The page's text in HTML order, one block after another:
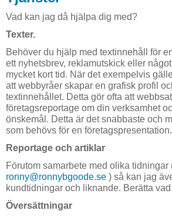
Vad kan jag då hjälpa dig med?
Texter.
Behöver du hjälp med textinnehåll för
ett nyhetsbrev, reklamutskick eller
mycket kort tid. När det exempelvis
att webbyråer skapar en grafisk profil
textinnehållet. Detta gör ofta att
företagsreportage om din verksamhet
önskemål. Detta är det snabbaste och
som behövs för en företagspresentation.
Reportage och artiklar
Förutom samarbete med olika
ronny@ronnybgoode.se ) så kan jag
kundtidningar och liknande. Berätta
Översättningar